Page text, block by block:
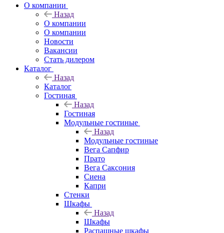
О компании
Назад
О компании
О компании
Новости
Вакансии
Стать дилером
Каталог
Назад
Каталог
Гостиная
Назад
Гостиная
Модульные гостиные
Назад
Модульные гостиные
Вега Сапфир
Прато
Вега Саксония
Сиена
Капри
Стенки
Шкафы
Назад
Шкафы
Распашные шкафы